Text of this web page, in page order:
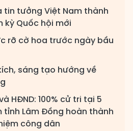
tin tưởng Việt Nam thành
kỳ Quốc hội mới
rỡ cờ hoa trước ngày bầu
sáng tạo hướng về
HĐND: 100% cử tri tại 5
tỉnh Lâm Đồng hoàn thành
công dân